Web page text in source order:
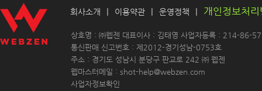
회사소개 | 이용약관 | 운영정책 | 개인정보처
상호명 : ㈜웹젠 대표이사 : 김태영 사업자등록 : 214-86-
통신판매 신고번호 : 제2012-경기성남-0753호
주소 : 경기도 성남시 분당구 판교로 242 ㈜ 웹젠
웹마스터메일 : shot-help@webzen.com
사업자정보확인